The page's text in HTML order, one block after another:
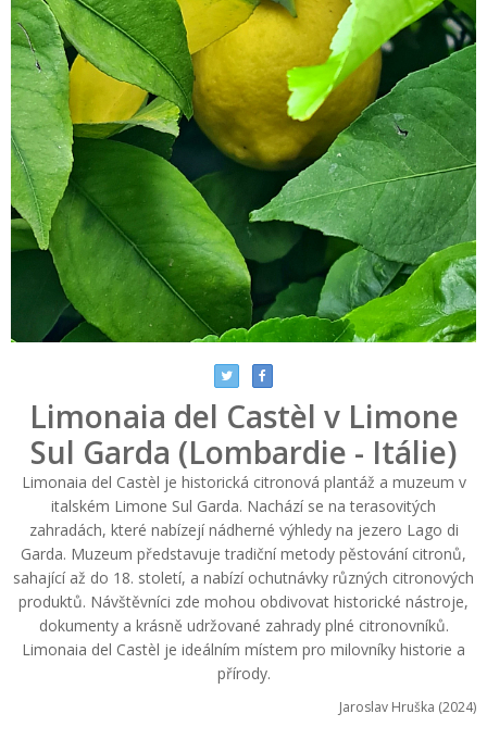
Limonaia del Castèl v Limone
Sul Garda (Lombardie - Itálie)
Limonaia del Castèl je historická citronová plantáž a muzeum v
italském Limone Sul Garda. Nachází se na terasovitých
zahradách, které nabízejí nádherné výhledy na jezero Lago di
Garda. Muzeum představuje tradiční metody pěstování citronů,
sahající až do 18. století, a nabízí ochutnávky různých citronových
produktů. Návštěvníci zde mohou obdivovat historické nástroje,
dokumenty a krásně udržované zahrady plné citronovníků.
Limonaia del Castèl je ideálním místem pro milovníky historie a
přírody.
Jaroslav Hruška (2024)